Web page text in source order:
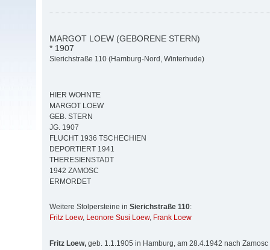
MARGOT LOEW (GEBORENE STERN)
* 1907
Sierichstraße 110 (Hamburg-Nord, Winterhude)
HIER WOHNTE
MARGOT LOEW
GEB. STERN
JG. 1907
FLUCHT 1936 TSCHECHIEN
DEPORTIERT 1941
THERESIENSTADT
1942 ZAMOSC
ERMORDET
Weitere Stolpersteine in Sierichstraße 110:
Fritz Loew, Leonore Susi Loew, Frank Loew
Fritz Loew, geb. 1.1.1905 in Hamburg, am 28.4.1942 nach